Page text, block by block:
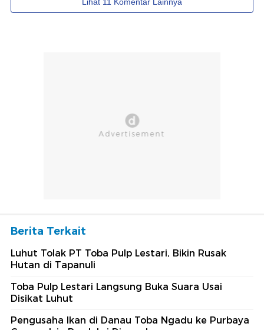
Berita Terkait
Luhut Tolak PT Toba Pulp Lestari, Bikin Rusak
Hutan di Tapanuli
Toba Pulp Lestari Langsung Buka Suara Usai
Disikat Luhut
Pengusaha Ikan di Danau Toba Ngadu ke Purbaya